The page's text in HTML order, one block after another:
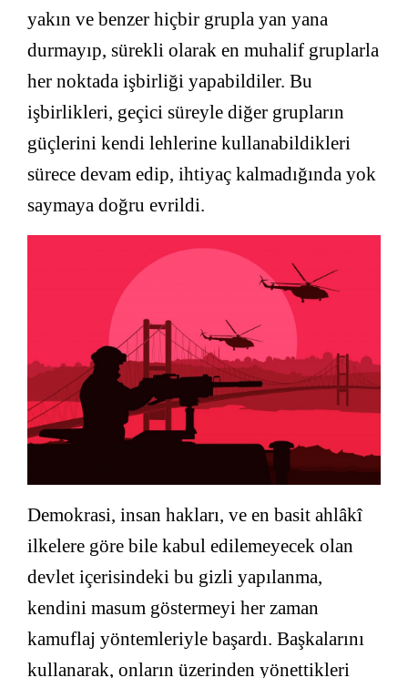
yakın ve benzer hiçbir grupla yan yana
durmayıp, sürekli olarak en muhalif gruplarla
her noktada işbirliği yapabildiler. Bu
işbirlikleri, geçici süreyle diğer grupların
güçlerini kendi lehlerine kullanabildikleri
sürece devam edip, ihtiyaç kalmadığında yok
saymaya doğru evrildi.
Demokrasi, insan hakları, ve en basit ahlâkî
ilkelere göre bile kabul edilemeyecek olan
devlet içerisindeki bu gizli yapılanma,
kendini masum göstermeyi her zaman
kamuflaj yöntemleriyle başardı. Başkalarını
kullanarak, onların üzerinden yönettikleri